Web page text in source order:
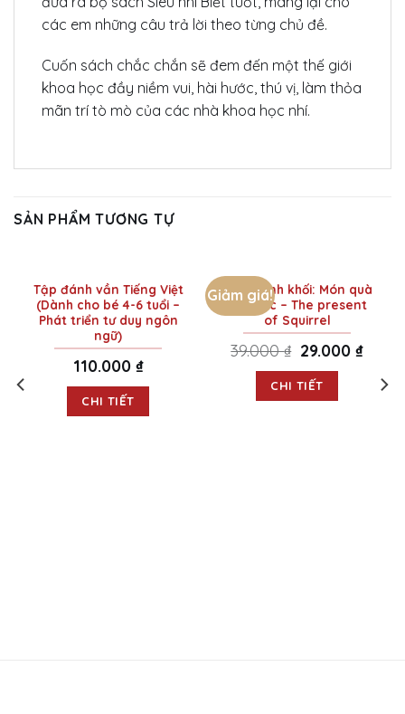
các em những câu trả lời theo từng chủ đề.
Cuốn sách chắc chắn sẽ đem đến một thế giới
khoa học đầy niềm vui, hài hước, thú vị, làm thỏa
mãn trí tò mò của các nhà khoa học nhí.
SẢN PHẨM TƯƠNG TỰ
Tập đánh vần Tiếng Việt
(Dành cho bé 4-6 tuổi –
Phát triển tư duy ngôn
ngữ)
110.000 ₫
CHI TIẾT
Giảm giá!
Ehon Hình khối: Món quà
của Sóc – The present
of Squirrel
39.000₫ Original
price
was:
39.000 ₫.
29.000 ₫Current
price
CHI TIẾT